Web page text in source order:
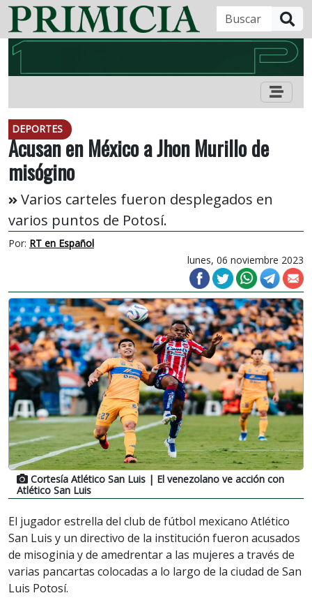
DEPORTES
Acusan en México a Jhon Murillo de
misógino
Varios carteles fueron desplegados en
varios puntos de Potosí.
Por: RT en Español
lunes, 06 noviembre 2023
Cortesía Atlético San Luis | El venezolano ve acción con
Atlético San Luis
El jugador estrella del club de fútbol mexicano Atlético
San Luis y un directivo de la institución fueron acusados
de misoginia y de amedrentar a las mujeres a través de
varias pancartas colocadas a lo largo de la ciudad de San
Luis Potosí.